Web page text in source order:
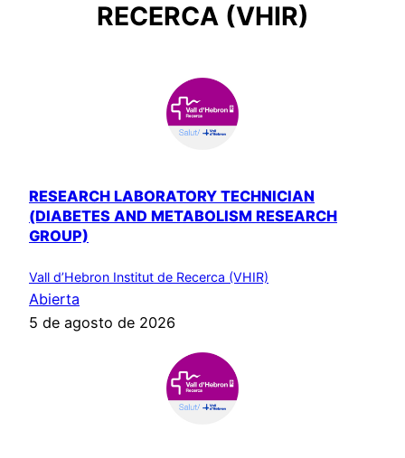
RECERCA (VHIR)
RESEARCH LABORATORY TECHNICIAN
(DIABETES AND METABOLISM RESEARCH
GROUP)
Vall d’Hebron Institut de Recerca (VHIR)
Abierta
5 de agosto de 2026